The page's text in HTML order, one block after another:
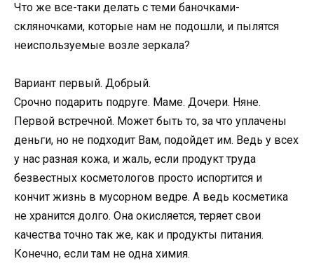
Что же все-таки делать с теми баночками-
скляночками, которые нам не подошли, и пылятся
неиспользуемые возле зеркала?
Вариант первый. Добрый.
Срочно подарить подруге. Маме. Дочери. Няне.
Первой встречной. Может быть то, за что уплачены
деньги, но не подходит Вам, подойдет им. Ведь у всех
у нас разная кожа, и жаль, если продукт труда
безвестных косметологов просто испортится и
кончит жизнь в мусорном ведре. А ведь косметика
не хранится долго. Она окисляется, теряет свои
качества точно так же, как и продукты питания.
Конечно, если там не одна химия.